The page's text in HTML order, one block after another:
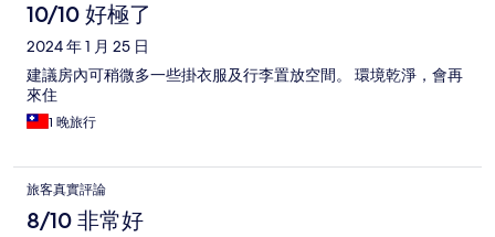
10/10 好極了
2024 年 1 月 25 日
建議房內可稍微多一些掛衣服及行李置放空間。 環境乾淨，會再
來住
1 晚旅行
旅客真實評論
8/10 非常好